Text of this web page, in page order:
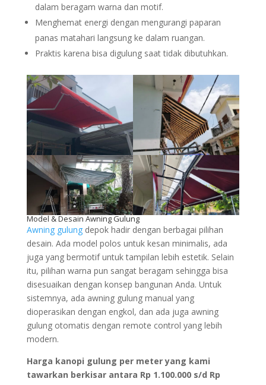
dalam beragam warna dan motif.
Menghemat energi dengan mengurangi paparan
panas matahari langsung ke dalam ruangan.
Praktis karena bisa digulung saat tidak dibutuhkan.
Model & Desain Awning Gulung
Awning gulung depok hadir dengan berbagai pilihan
desain. Ada model polos untuk kesan minimalis, ada
juga yang bermotif untuk tampilan lebih estetik. Selain
itu, pilihan warna pun sangat beragam sehingga bisa
disesuaikan dengan konsep bangunan Anda. Untuk
sistemnya, ada awning gulung manual yang
dioperasikan dengan engkol, dan ada juga awning
gulung otomatis dengan remote control yang lebih
modern.
Harga kanopi gulung per meter yang kami
tawarkan berkisar antara Rp 1.100.000 s/d Rp